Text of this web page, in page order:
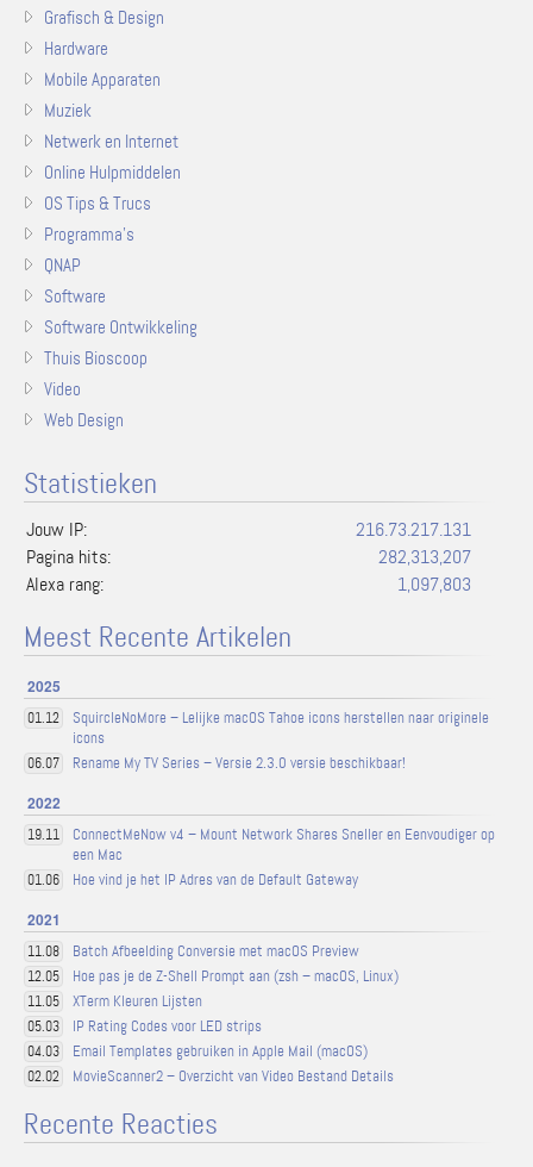
Grafisch & Design
Hardware
Mobile Apparaten
Muziek
Netwerk en Internet
Online Hulpmiddelen
OS Tips & Trucs
Programma's
QNAP
Software
Software Ontwikkeling
Thuis Bioscoop
Video
Web Design
Statistieken
Jouw IP:
216.73.217.131
Pagina hits:
282,313,207
Alexa rang:
1,097,803
Meest Recente Artikelen
2025
01.12
SquircleNoMore – Lelijke macOS Tahoe icons herstellen naar originele
icons
06.07 Rename My TV Series – Versie 2.3.0 versie beschikbaar!
2022
19.11
ConnectMeNow v4 – Mount Network Shares Sneller en Eenvoudiger op
een Mac
01.06 Hoe vind je het IP Adres van de Default Gateway
2021
11.08 Batch Afbeelding Conversie met macOS Preview
12.05 Hoe pas je de Z-Shell Prompt aan (zsh – macOS, Linux)
11.05 XTerm Kleuren Lijsten
05.03 IP Rating Codes voor LED strips
04.03 Email Templates gebruiken in Apple Mail (macOS)
02.02 MovieScanner2 – Overzicht van Video Bestand Details
Recente Reacties